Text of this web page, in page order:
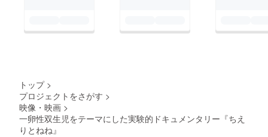
からfacebookを活用す
ようがしまいがあまり
意味はありません。プ
加えた作品を制作した
かったため。 また、
過去に宗教をテーマに
ドキュメンタリーを制
トップ >
プロジェクトをさがす >
映像・映画 >
一卵性双生児をテーマにした実験的ドキュメンタリー『ちえ
りとねね』